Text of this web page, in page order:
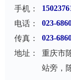
手机：
电话： 023-
传真： 023-
地址：
重庆市
站旁，